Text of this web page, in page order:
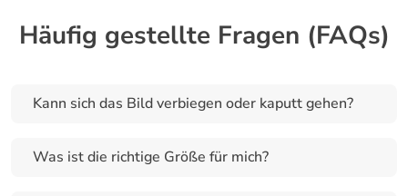
Häufig gestellte Fragen (FAQs)
Kann sich das Bild verbiegen oder kaputt gehen?
Was ist die richtige Größe für mich?